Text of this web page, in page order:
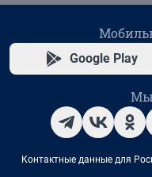
Google Play
Мы
Контактные данные для